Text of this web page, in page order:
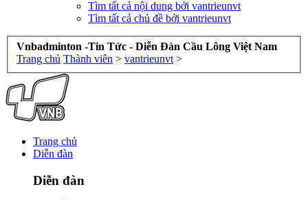
Tìm tất cả nội dung bởi vantrieunvt
Tìm tất cả chủ đề bởi vantrieunvt
Vnbadminton -Tin Tức - Diễn Đàn Cầu Lông Việt Nam
Trang chủ Thành viên > vantrieunvt >
Trang chủ
Diễn đàn
Diễn đàn